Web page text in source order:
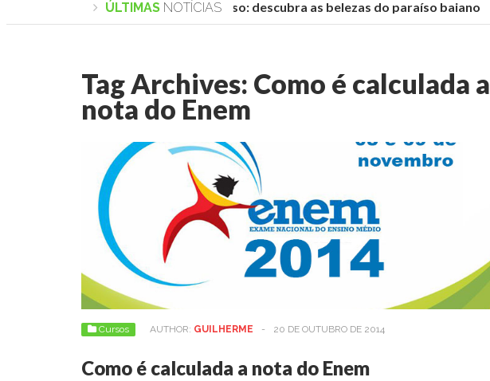
ÚLTIMAS NOTÍCIAS
Praias de Trancoso: descubra as belezas do paraíso baiano
Tag Archives: Como é calculada a
nota do Enem
Cursos AUTHOR: GUILHERME - 20 DE OUTUBRO DE 2014
Como é calculada a nota do Enem